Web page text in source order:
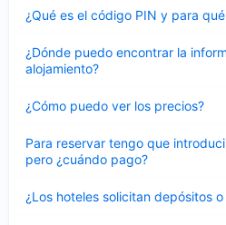
¿Qué es el código PIN y para
cerrado
¿Dónde puedo encontrar la
alojamiento?
cerrado
¿Cómo puedo ver los precios?
cerrado
Para reservar tengo que
pero ¿cuándo pago?
cerrado
¿Los hoteles solicitan depósitos
cerrado